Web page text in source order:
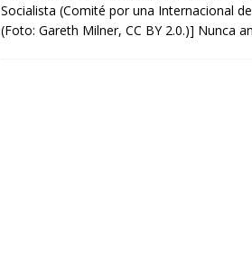
Socialista (Comité por una Internacional
(Foto: Gareth Milner, CC BY 2.0.)] Nunca